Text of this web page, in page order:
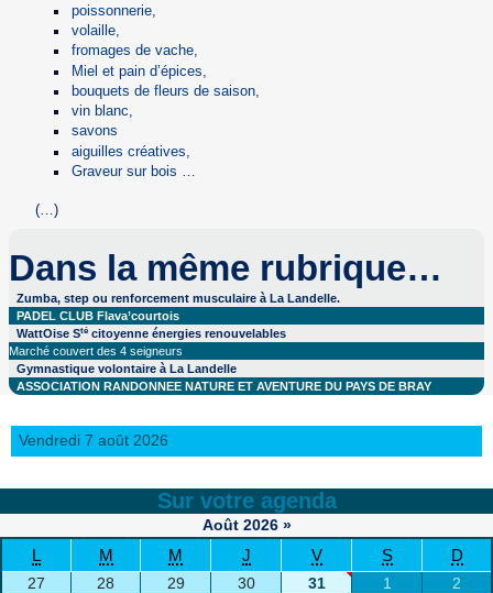
poissonnerie,
volaille,
fromages de vache,
Miel et pain d’épices,
bouquets de fleurs de saison,
vin blanc,
savons
aiguilles créatives,
Graveur sur bois …
(…)
Dans la même rubrique…
Zumba, step ou renforcement musculaire à La Landelle.
PADEL CLUB Flava’courtois
WattOise Sté citoyenne énergies renouvelables
Marché couvert des 4 seigneurs
Gymnastique volontaire à La Landelle
ASSOCIATION RANDONNEE NATURE ET AVENTURE DU PAYS DE BRAY
Vendredi 7 août 2026
Sur votre agenda
Août 2026 »
L M M J V S D
27 28 29 30 31 1
2